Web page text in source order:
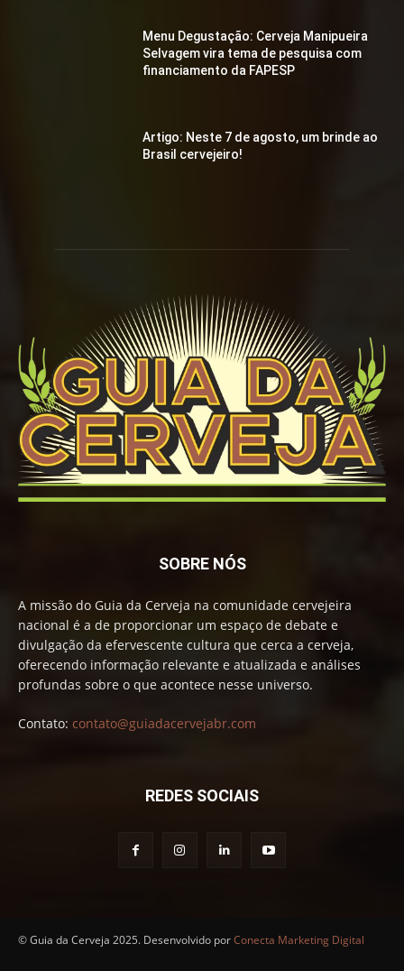
Menu Degustação: Cerveja Manipueira
Selvagem vira tema de pesquisa com
financiamento da FAPESP
Artigo: Neste 7 de agosto, um brinde ao
Brasil cervejeiro!
SOBRE NÓS
A missão do Guia da Cerveja na comunidade cervejeira
nacional é a de proporcionar um espaço de debate e
divulgação da efervescente cultura que cerca a cerveja,
oferecendo informação relevante e atualizada e análises
profundas sobre o que acontece nesse universo.
Contato: contato@guiadacervejabr.com
REDES SOCIAIS
© Guia da Cerveja 2025. Desenvolvido porConecta Marketing Digital